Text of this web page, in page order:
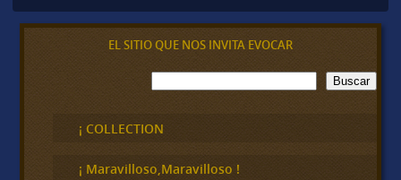
EL SITIO QUE NOS INVITA EVOCAR
B
u
c
a
Buscar
¡ COLLECTION
¡ Maravilloso,Maravilloso !